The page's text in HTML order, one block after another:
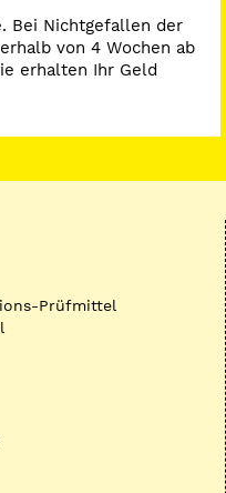
Bei Nichtgefallen der
von 4 Wochen ab
erhalten Ihr Geld
Prüfmittel